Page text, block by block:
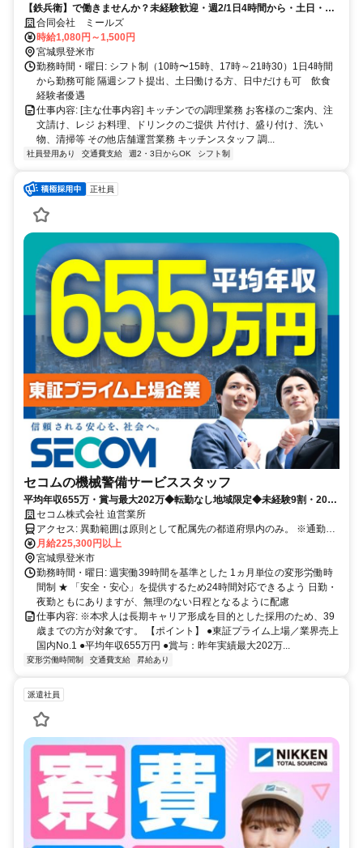
【鉄兵衛】で働きませんか？未経験歓迎・週2/1日4時間から・土日・デ
ィナー入れる方歓迎！出店予定もあり◎
合同会社 ミールズ
時給1,080円～1,500円
宮城県登米市
勤務時間・曜日: シフト制（10時〜15時、17時～21時30）1日4時間
から勤務可能 隔週シフト提出、土日働ける方、日中だけも可 飲食
経験者優遇
仕事内容: [主な仕事内容] キッチンでの調理業務 お客様のご案内、注
文請け、レジ お料理、ドリンクのご提供 片付け、盛り付け、洗い
物、清掃等 その他店舗運営業務 キッチンスタッフ 調...
社員登用あり 交通費支給 週2・3日からOK シフト制
正社員
セコムの機械警備サービススタッフ
平均年収655万・賞与最大202万◆転勤なし地域限定◆未経験9割・20〜
30代活躍◆最大10連休・手当あり
セコム株式会社 迫営業所
アクセス: 異動範囲は原則として配属先の都道府県内のみ。 ※通勤圏
内の他都道府県への異動の可能性もあります。
月給225,300円以上
宮城県登米市
勤務時間・曜日: 週実働39時間を基準とした 1ヵ月単位の変形労働時
間制 ★ 「安全・安心」を提供するため24時間対応できるよう 日勤・
夜勤ともにありますが、無理のない日程となるように配慮
仕事内容: ※本求人は長期キャリア形成を目的とした採用のため、39
歳までの方が対象です。 【ポイント】 ●東証プライム上場／業界売上
国内No.1 ●平均年収655万円 ●賞与：昨年実績最大202万...
変形労働時間制 交通費支給 昇給あり
派遣社員